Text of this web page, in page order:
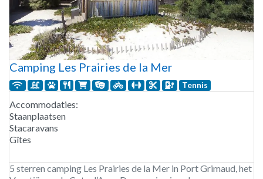
Camping Les Prairies de la Mer
Tennis
Accommodaties:
Staanplaatsen
Stacaravans
Gîtes
5 sterren camping Les Prairies de la Mer in Port Grimaud, het